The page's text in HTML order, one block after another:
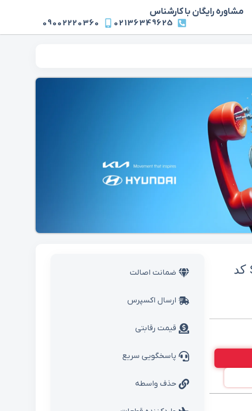
مشاوره رایگان با کارشناس
02136349625
09002220360
پیستون استاندارد C کیا اسپرتیج SL کد
ضمانت اصالت
ارسال اکسپرس
قیمت رقابتی
پاسخگویی سریع
حذف واسطه